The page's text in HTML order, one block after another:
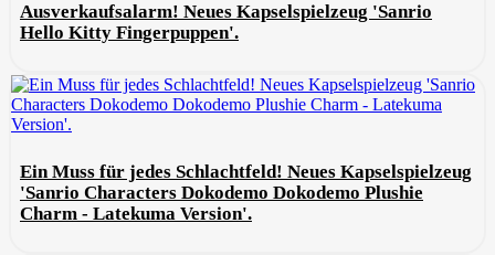
Ausverkaufsalarm! Neues Kapselspielzeug 'Sanrio
Hello Kitty Fingerpuppen'.
Ein Muss für jedes Schlachtfeld! Neues Kapselspielzeug
'Sanrio Characters Dokodemo Dokodemo Plushie
Charm - Latekuma Version'.